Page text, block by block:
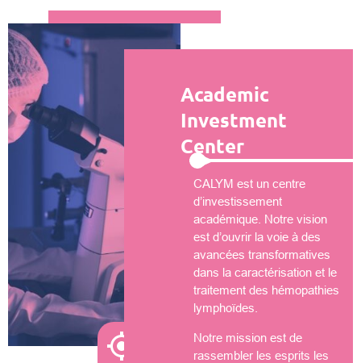
Academic
Investment
Center
CALYM est un centre
d’investissement
académique. Notre vision
est d’ouvrir la voie à des
avancées transformatives
dans la caractérisation et le
traitement des hémopathies
lymphoïdes.
Notre mission est de
rassembler les esprits les